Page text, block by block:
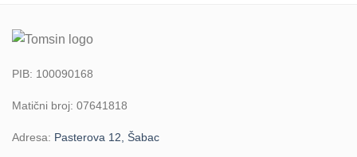
PIB: 100090168
Matični broj: 07641818
Adresa: Pasterova 12, Šabac